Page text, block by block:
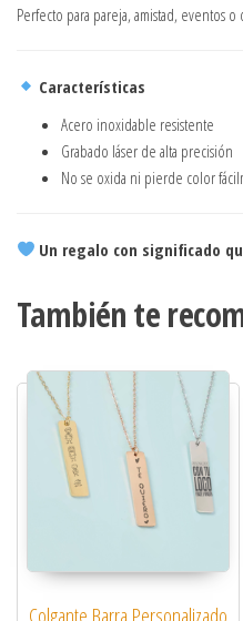
Perfecto para pareja, amistad, eventos
Características
Acero inoxidable resistente
Grabado láser de alta precisión
No se oxida ni pierde color
Un regalo con significado
También te